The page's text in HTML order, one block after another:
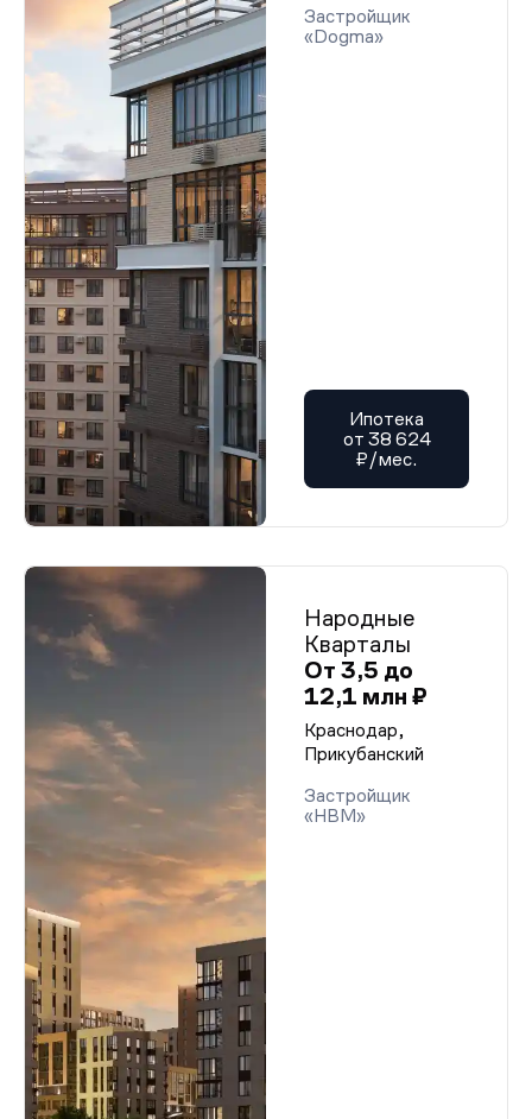
Застройщик
«Dogma»
Ипотека
от 38 624
₽/мес.
Народные
Кварталы
От 3,5 до
12,1 млн ₽
Краснодар,
Прикубанский
Застройщик
«НВМ»